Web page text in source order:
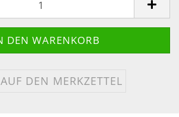
AUF DEN MERKZETTEL